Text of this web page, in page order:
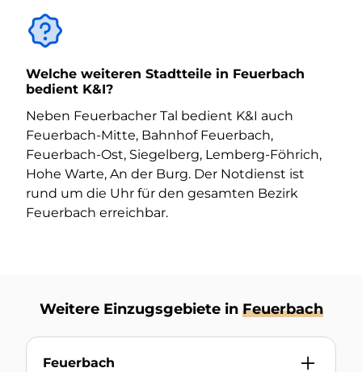
Welche weiteren Stadtteile in Feuerbach
bedient K&I?
Neben Feuerbacher Tal bedient K&I auch
Feuerbach-Mitte, Bahnhof Feuerbach,
Feuerbach-Ost, Siegelberg, Lemberg-Föhrich,
Hohe Warte, An der Burg. Der Notdienst ist
rund um die Uhr für den gesamten Bezirk
Feuerbach erreichbar.
Weitere Einzugsgebiete in Feuerbach
Feuerbach